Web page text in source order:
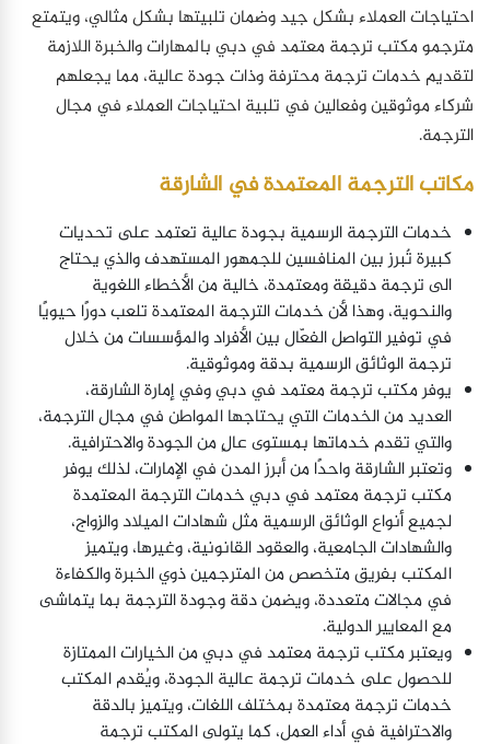
احتياجات العملاء بشكل جيد وضمان تلبيتها بشكل مثالي، ويتمتع
مترجمو مكتب ترجمة معتمد في دبي بالمهارات والخبرة اللازمة
لتقديم خدمات ترجمة محترفة وذات جودة عالية، مما يجعلهم
شركاء موثوقين وفعالين في تلبية احتياجات العملاء في مجال
الترجمة.
مكاتب الترجمة المعتمدة في الشارقة
خدمات الترجمة الرسمية بجودة عالية تعتمد على تحديات
كبيرة تٌبرز بين المنافسين للجمهور المستهدف والذي يحتاج
الى ترجمة دقيقة ومعتمدة، خالية من الأخطاء اللغوية
والنحوية، وهذا لأن خدمات الترجمة المعتمدة تلعب دورًا حيويًا
في توفير التواصل الفعّال بين الأفراد والمؤسسات من خلال
ترجمة الوثائق الرسمية بدقة وموثوقية.
يوفر مكتب ترجمة معتمد في دبي وفي إمارة الشارقة،
العديد من الخدمات التي يحتاجها المواطن في مجال الترجمة،
والتي تقدم خدماتها بمستوى عالٍ من الجودة والاحترافية.
وتعتبر الشارقة واحدًا من أبرز المدن في الإمارات، لذلك يوفر
مكتب ترجمة معتمد في دبي خدمات الترجمة المعتمدة
لجميع أنواع الوثائق الرسمية مثل شهادات الميلاد والزواج،
والشهادات الجامعية، والعقود القانونية، وغيرها، ويتميز
المكتب بفريق متخصص من المترجمين ذوي الخبرة والكفاءة
في مجالات متعددة، ويضمن دقة وجودة الترجمة بما يتماشى
مع المعايير الدولية.
ويعتبر مكتب ترجمة معتمد في دبي من الخيارات الممتازة
للحصول على خدمات ترجمة عالية الجودة، ويُقدم المكتب
خدمات ترجمة معتمدة بمختلف اللغات، ويتميز بالدقة
والاحترافية في أداء العمل، كما يتولى المكتب ترجمة